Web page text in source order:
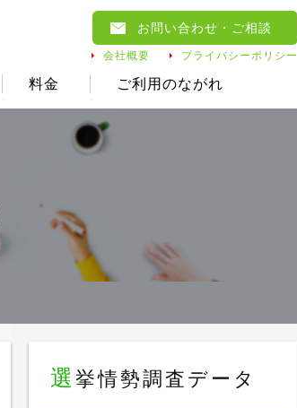
お問い合わせ ・ご相談
会社概要 プライバシーポリシー
料金 ご利用のながれ
選 挙情勢調査データ